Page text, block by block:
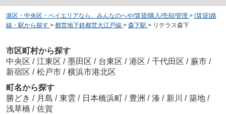
港区・中央区・ベイエリアなら、みんなのへや/賃貸/購入/売却/管理 > (賃貸)路
線・駅から探す > 都営地下鉄都営大江戸線 > 森下駅 > リテラス森下
市区町村から探す
中央区 / 江東区 / 墨田区 / 台東区 / 港区 / 千代田区 / 蕨市 /
新宿区 / 松戸市 / 横浜市港北区
町名から探す
勝どき / 月島 / 東雲 / 日本橋浜町 / 豊洲 / 湊 / 新川 / 築地 /
浅草橋 / 佐賀